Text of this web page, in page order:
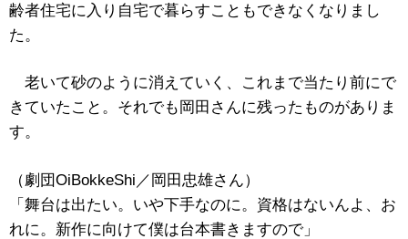
齢者住宅に入り自宅で暮らすこともできなくなりまし
た。
老いて砂のように消えていく、これまで当たり前にで
きていたこと。それでも岡田さんに残ったものがありま
す。
（劇団OiBokkeShi／岡田忠雄さん）
「舞台は出たい。いや下手なのに。資格はないんよ、お
れに。新作に向けて僕は台本書きますので」